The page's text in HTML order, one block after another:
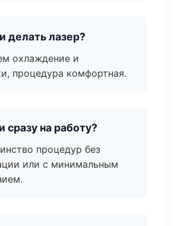
делать лазер?
охлаждение и
процедура комфортная.
на работу?
процедур без
или с минимальным